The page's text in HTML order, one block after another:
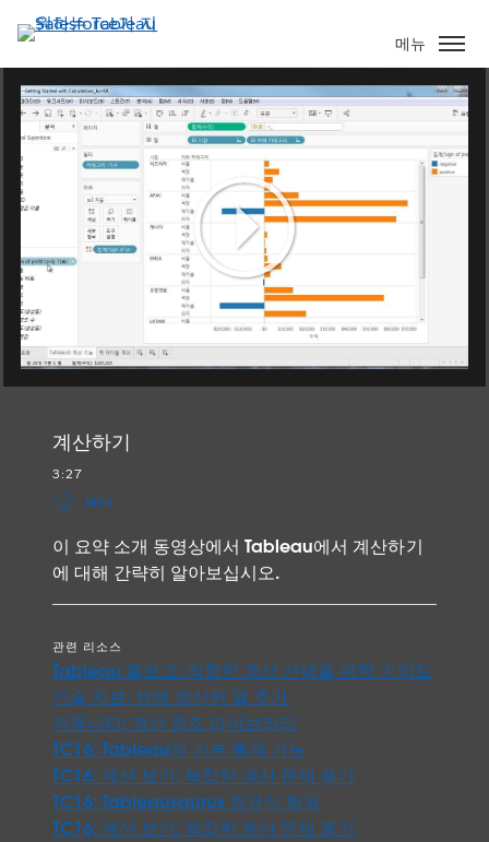
요
콘
메뉴
Play
Video
계산하기
3:27
MP4
이 요약 소개 동영상에서 Tableau에서 계산하기
에 대해 간략히 알아보십시오.
관련 리소스
Tableau 블로그: 적합한 계산 선택을 위한 가이드
기술 자료: 뷰에 계산된 열 추가
커뮤니티: 계산 참조 라이브러리
TC16: Tableau의 기본 통계 기능
TC16: 계산 보기: 복잡한 계산 문제 풀기
TC16: Tableausaurus 정규식 활용
TC16: 계산 보기: 복잡한 계산 문제 풀기